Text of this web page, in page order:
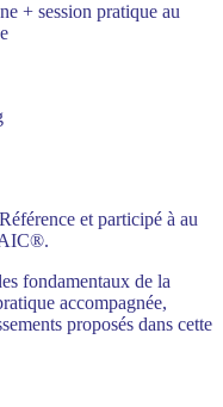
+ session pratique au
et participé à au
fondamentaux de la
accompagnée,
proposés dans cette